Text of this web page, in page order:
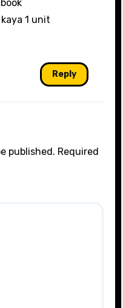
1 unit
Reply
published. Required